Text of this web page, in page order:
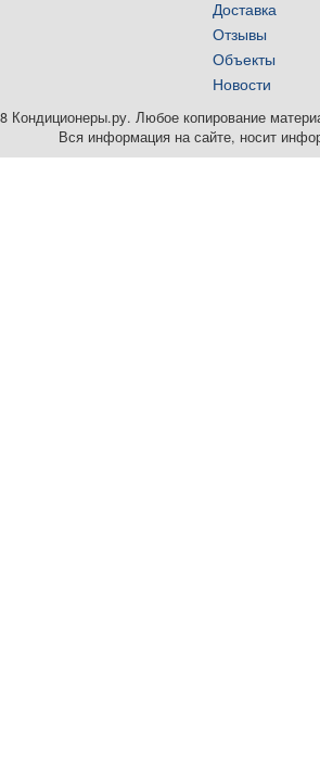
Доставка
Отзывы
Объекты
Новости
Кондиционеры.ру. Любое копирование
Вся информация на сайте, носит